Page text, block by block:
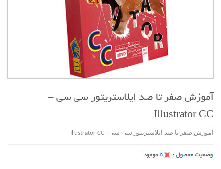
آموزش صفر تا صد ایلاستریتور سی سی -
Illustrator CC
آموزش صفر تا صد ایلاستریتور سی سی - Illustrator CC